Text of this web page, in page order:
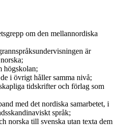
om den mellannordiska
är
högskolan;
i övrigt håller samma nivå;
tidskrifter och förlag som
med det nordiska samarbetet, i
språk;
norska till svenska utan texta dem